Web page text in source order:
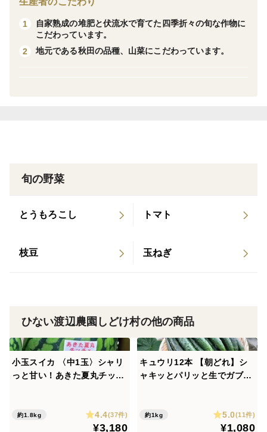
農薬：セリ栽培の農薬使用比0％（従来比）。
つために、鮮度保持フィルムに入れててお届けします。
水：新鮮な伏流水をくみ上げて、シャワー状で潅水して
1
自家熟成の堆肥と伏流水で育てた四季折々の旬な作物に
こだわっています。
2
地元である秋田の品種、山菜にこだわっています。
旬の野菜
とうもろこし トマト
枝豆 玉ねぎ
ひない渡辺農園しどけ村の他の商品
小玉スイカ 〈中1玉〉シャリ
っと甘い！あきた夏丸チッチ
約1.8kg 4.4(37件)
¥3,180
キュウリ12本 【朝どれ】シ
ャキッとパリッと生でガブッ
約1kg 5.0(11件)
¥1,080